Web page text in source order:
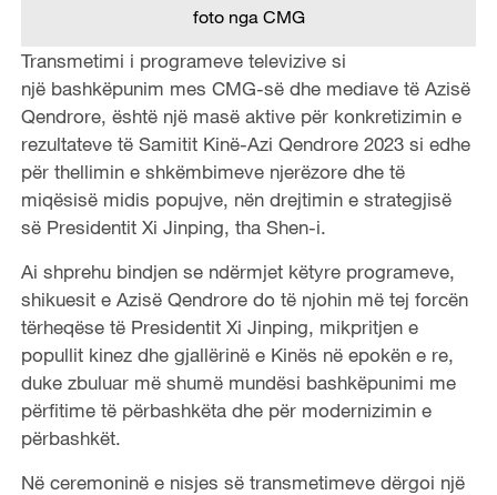
foto nga CMG
Transmetimi i programeve televizive si
një bashkëpunim mes CMG-së dhe mediave të Azisë
Qendrore, është një masë aktive për konkretizimin e
rezultateve të Samitit Kinë-Azi Qendrore 2023 si edhe
për thellimin e shkëmbimeve njerëzore dhe të
miqësisë midis popujve, nën drejtimin e strategjisë
së Presidentit Xi Jinping, tha Shen-i.
Ai shprehu bindjen se ndërmjet këtyre programeve,
shikuesit e Azisë Qendrore do të njohin më tej forcën
tërheqëse të Presidentit Xi Jinping, mikpritjen e
popullit kinez dhe gjallërinë e Kinës në epokën e re,
duke zbuluar më shumë mundësi bashkëpunimi me
përfitime të përbashkëta dhe për modernizimin e
përbashkët.
Në ceremoninë e nisjes së transmetimeve dërgoi një